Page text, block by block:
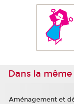
Dans la
Aménagement et